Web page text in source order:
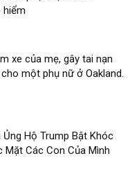
hiểm
xe của mẹ, gây tai nạn
một phụ nữ ở Oakland.
Ủng Hộ Trump Bật Khóc
Mặt Các Con Của Mình